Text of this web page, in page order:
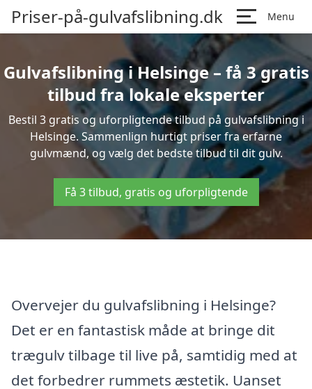
Priser-på-gulvafslibning.dk Menu
Gulvafslibning i Helsinge – få 3 gratis
tilbud fra lokale eksperter
Bestil 3 gratis og uforpligtende tilbud på gulvafslibning i
Helsinge. Sammenlign hurtigt priser fra erfarne
gulvmænd, og vælg det bedste tilbud til dit gulv.
Få 3 tilbud, gratis og uforpligtende
Overvejer du gulvafslibning i Helsinge?
Det er en fantastisk måde at bringe dit
trægulv tilbage til live på, samtidig med at
det forbedrer rummets æstetik. Uanset